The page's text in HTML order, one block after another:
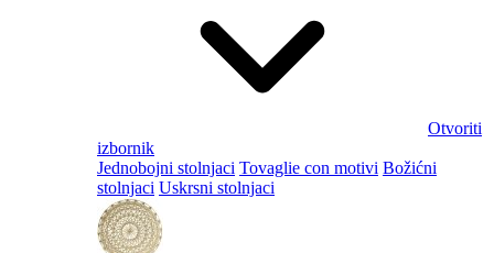
Otvoriti
izbornik
Jednobojni stolnjaci Tovaglie con motivi Božićni
stolnjaci Uskrsni stolnjaci